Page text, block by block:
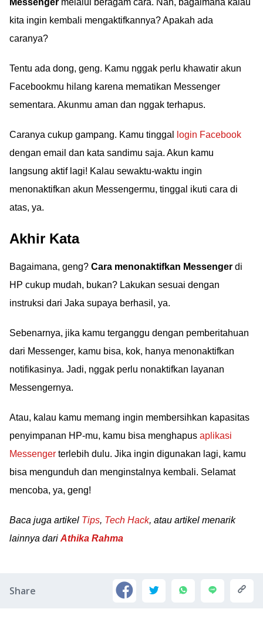
Messenger melalui beragam cara. Nah, bagaimana kalau
kita ingin kembali mengaktifkannya? Apakah ada
caranya?
Tentu ada dong, geng. Kamu nggak perlu khawatir akun
Facebookmu hilang karena mematikan Messenger
sementara. Akunmu aman dan nggak terhapus.
Caranya cukup gampang. Kamu tinggal
login Facebook
dengan email dan kata sandimu saja. Akun kamu
langsung aktif lagi! Kalau sewaktu-waktu ingin
menonaktifkan akun Messengermu, tinggal ikuti cara di
atas, ya.
Akhir Kata
Bagaimana, geng? Cara menonaktifkan Messenger di
HP cukup mudah, bukan? Lakukan sesuai dengan
instruksi dari Jaka supaya berhasil, ya.
Sebenarnya, jika kamu terganggu dengan pemberitahuan
dari Messenger, kamu bisa, kok, hanya menonaktifkan
notifikasinya. Jadi, nggak perlu nonaktifkan layanan
Messengernya.
Atau, kalau kamu memang ingin membersihkan kapasitas
penyimpanan HP-mu, kamu bisa menghapus aplikasi
Messenger terlebih dulu. Jika ingin digunakan lagi, kamu
bisa mengunduh dan menginstalnya kembali. Selamat
mencoba, ya, geng!
Baca juga artikel Tips, Tech Hack, atau artikel menarik
lainnya dari Athika Rahma
Share